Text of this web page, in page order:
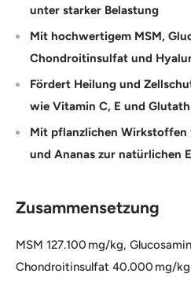
unter starker Belastung
Mit hochwertigem MSM,
Chondroitinsulfat und
Fördert Heilung und
wie Vitamin C, E und
Mit pflanzlichen Wirkstoffen
und Ananas zur natürlichen
Zusammensetzung
MSM 127.100 mg/kg,
Chondroitinsulfat 40.000 mg/